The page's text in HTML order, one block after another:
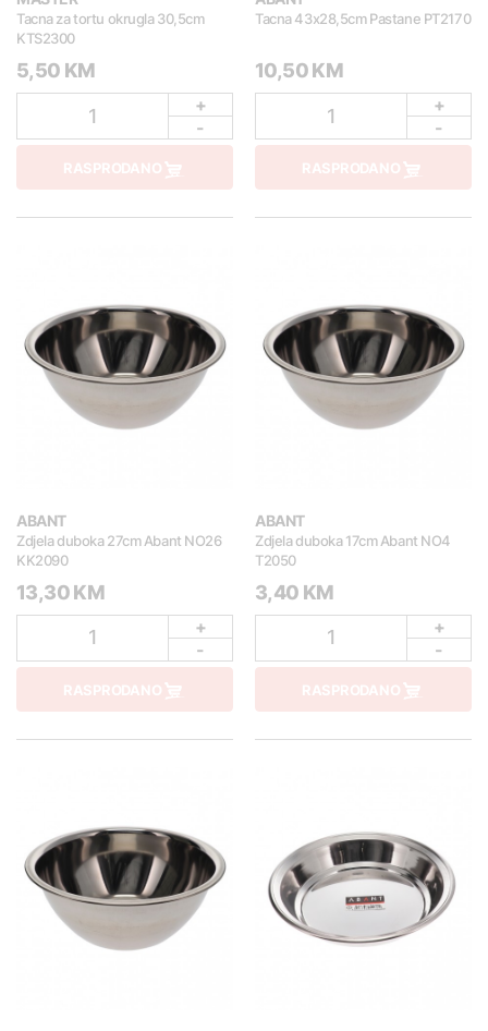
Tacna za tortu okrugla 30,5cm
KTS2300
5,50 KM
1
+
-
RASPRODANO
Tacna 43x28,5cm Pastane PT2170
10,50 KM
1
+
-
RASPRODANO
ABANT
Zdjela duboka 27cm Abant NO26
KK2090
13,30 KM
1
+
-
RASPRODANO
ABANT
Zdjela duboka 17cm Abant NO4
T2050
3,40 KM
1
+
-
RASPRODANO